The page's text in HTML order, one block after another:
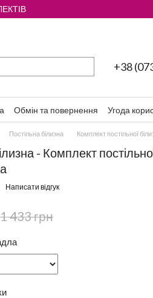
+38
Обмін та повернення Угода
Постільна білизна Комплект постільної
- Комплект
Написати відгук
1 433 грн